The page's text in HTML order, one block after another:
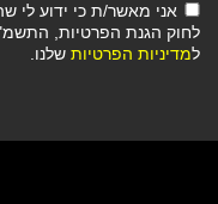
אני מאשר/ת כי ידוע לי
למדיניות הפרטיות שלנו.